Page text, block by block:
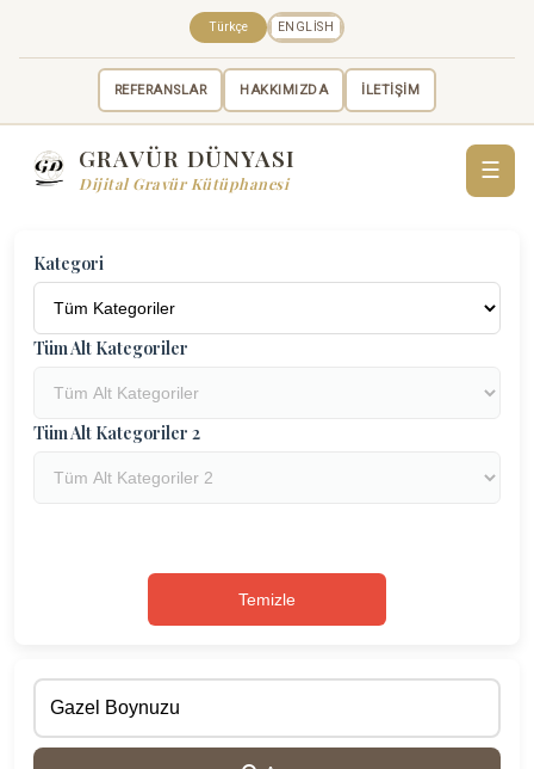
REFERANSLAR HAKKIMIZDA İLETİŞİM
Türkçe ENGLISH
GRAVÜR DÜNYASI
Dijital Gravür Kütüphanesi
☰
Kategori
Tüm Alt Kategoriler
Tüm Alt Kategoriler 2
Temizle